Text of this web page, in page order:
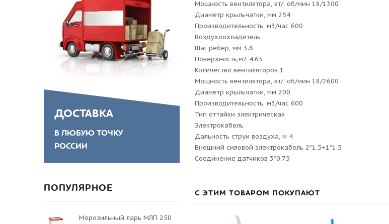
Мощность вентилятора, вт/; об/мин 18/1300
Диаметр крыльчатки, мм 254
Производительность, м3/час 600
Воздухоохладитель
Шаг ребер, мм 3.6
Поверхность,м2 4.63
Количество вентиляторов 1
Мощность вентилятора, вт/; об/мин 18/2600
Диаметр крыльчатки, мм 200
Производительность, м3/час 600
Тип оттайки электрическая
Электрокабель
Дальность струи воздуха, м 4
Внешний силовой электрокабель 2*1.5+1*1.5
Соединение датчиков 3*0.75
С ЭТИМ ТОВАРОМ ПОКУПАЮТ
ДОСТАВКА
В ЛЮБУЮ ТОЧКУ
РОССИИ
ПОПУЛЯРНОЕ
Морозильный ларь МЛП 250